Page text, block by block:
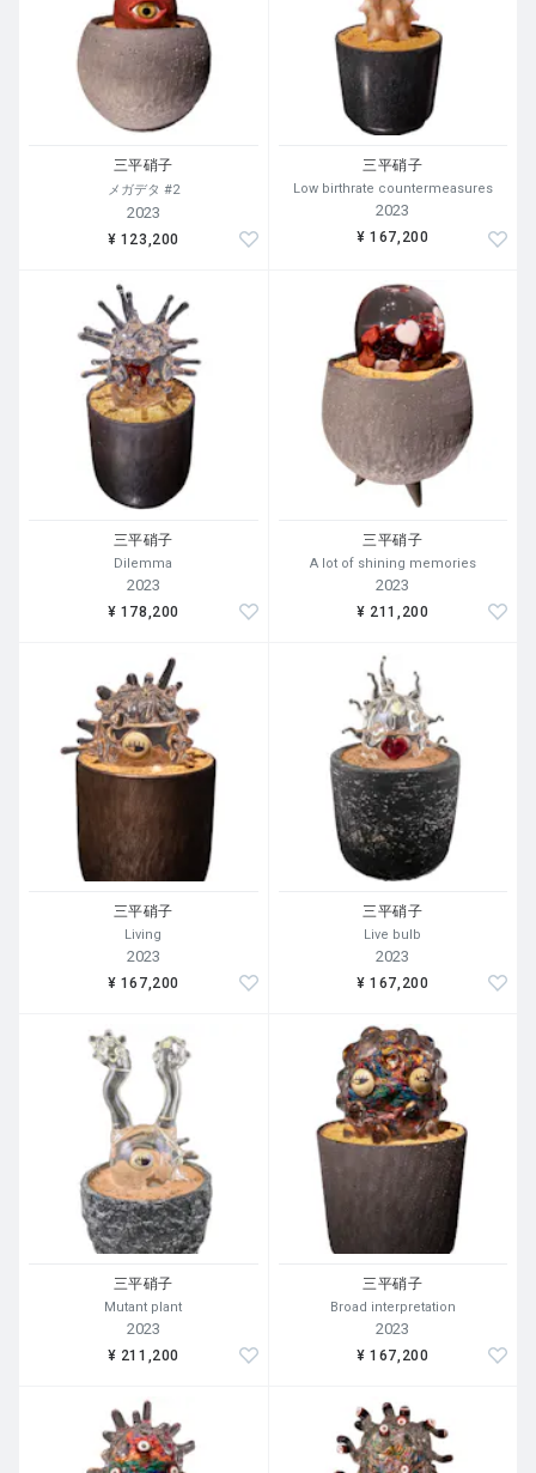
三平硝子
メガデタ #2
2023
¥ 123,200
三平硝子
Low birthrate countermeasures
2023
¥ 167,200
三平硝子
Dilemma
2023
¥ 178,200
三平硝子
A lot of shining memories
2023
¥ 211,200
三平硝子
Living
2023
¥ 167,200
三平硝子
Live bulb
2023
¥ 167,200
三平硝子
Mutant plant
2023
¥ 211,200
三平硝子
Broad interpretation
2023
¥ 167,200